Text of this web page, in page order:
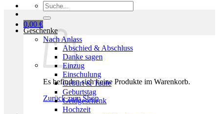
Suchen
nach:
0,00 €
Es befinden sich keine Produkte im Warenkorb.
Zurück zum Shop
Geschenke
Nach Anlass
Abschied & Abschluss
Danke sagen
Einzug
Einschulung
Geburt & Taufe
Geburtstag
Geldgeschenk
Hochzeit